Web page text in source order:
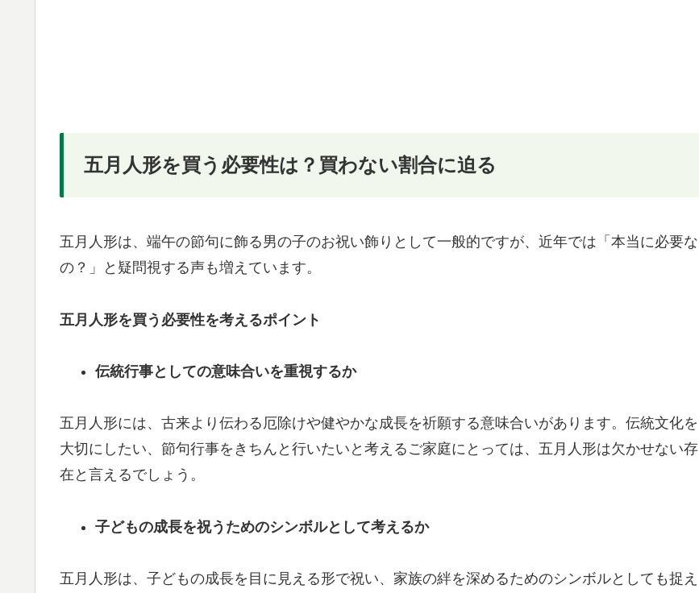
五月人形を買う必要性は？買わない割合に迫る
五月人形は、端午の節句に飾る男の子のお祝い飾りとして一般的ですが、近年では「本当に必要な
の？」と疑問視する声も増えています。
五月人形を買う必要性を考えるポイント
伝統行事としての意味合いを重視するか
五月人形には、古来より伝わる厄除けや健やかな成長を祈願する意味合いがあります。伝統文化を
大切にしたい、節句行事をきちんと行いたいと考えるご家庭にとっては、五月人形は欠かせない存
在と言えるでしょう。
子どもの成長を祝うためのシンボルとして考えるか
五月人形は、子どもの成長を目に見える形で祝い、家族の絆を深めるためのシンボルとしても捉え